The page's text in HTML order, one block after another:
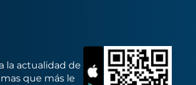
la actualidad de
que más le